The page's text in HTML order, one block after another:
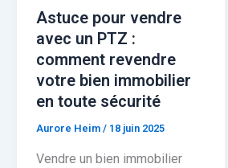
Astuce pour vendre
avec un PTZ :
comment revendre
votre bien immobilier
en toute sécurité
Aurore Heim/ 18 juin 2025
Vendre un bien immobilier